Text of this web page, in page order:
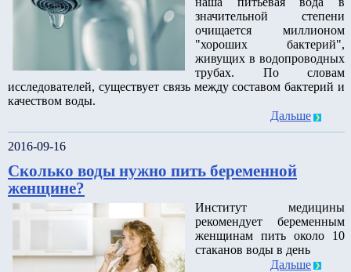
значительной степени
очищается миллионом
"хороших бактерий",
живущих в водопроводных
трубах. По словам
исследователей, существует связь между составом бактерий и
качеством воды.
Дальше
2016-09-16
Сколько воды нужно пить беременной
женщине?
Институт медицины
рекомендует беременным
женщинам пить около 10
стаканов воды в день
Дальше